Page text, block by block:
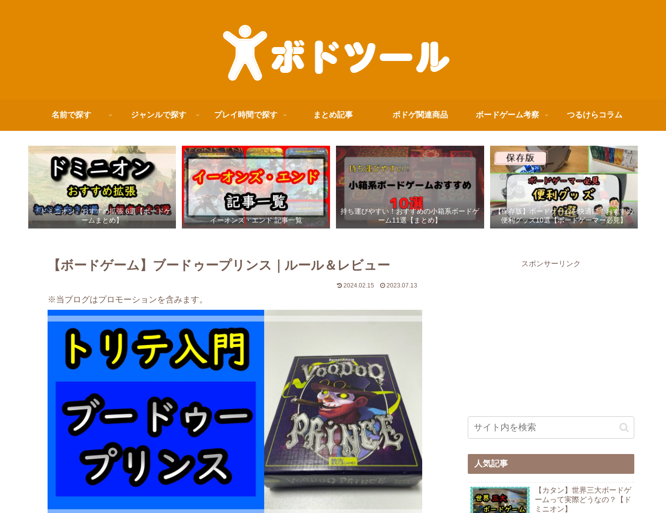
名前で探す ジャンルで探す プレイ時間で探す まとめ記事 ボドゲ関連商品 ボードゲーム考察 つるけらコラム
『ドミニオン』おすすめ拡張 6選【ボードゲ
ームまとめ】
イーオンズ・エンド 記事一覧
持ち運びやすい！おすすめの小箱系ボードゲ
ーム11選【まとめ】
【保存版】ボードゲームを快適に！おすすめ
便利グッズ10選【ボードゲーマー必見】
【ボードゲーム】ブードゥープリンス｜ルール＆レビュー
2024.02.15 2023.07.13
※当ブログはプロモーションを含みます。
スポンサーリンク
人気記事
【カタン】世界三大ボードゲ
ームって実際どうなの？【ド
ミニオン】